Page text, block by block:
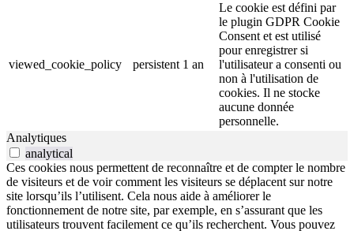
viewed_cookie_policy persistent 1 an
Le cookie est défini par
le plugin GDPR Cookie
Consent et est utilisé
pour enregistrer si
l'utilisateur a consenti ou
non à l'utilisation de
cookies. Il ne stocke
aucune donnée
personnelle.
Analytiques
analytical
Ces cookies nous permettent de reconnaître et de compter le nombre
de visiteurs et de voir comment les visiteurs se déplacent sur notre
site lorsqu’ils l’utilisent. Cela nous aide à améliorer le
fonctionnement de notre site, par exemple, en s’assurant que les
utilisateurs trouvent facilement ce qu’ils recherchent. Vous pouvez